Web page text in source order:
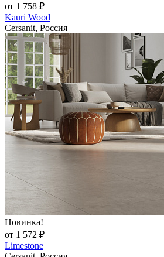
от 1 758 ₽
Kauri Wood
Cersanit, Россия
Новинка!
от 1 572 ₽
Limestone